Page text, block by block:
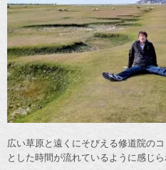
広い草原と遠くにそびえる修道院の
とした時間が流れているように感じら